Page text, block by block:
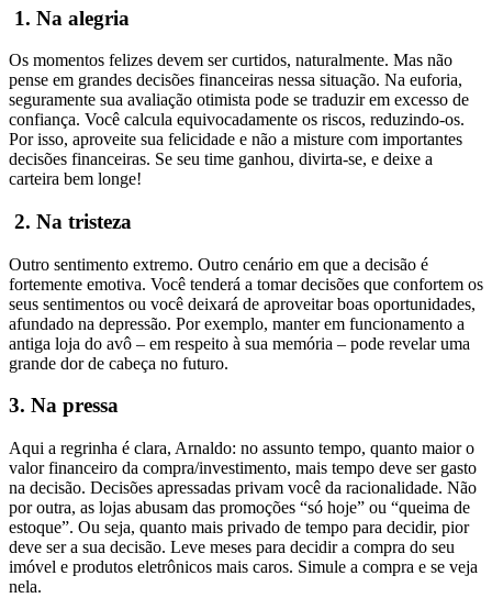
1. Na alegria
Os momentos felizes devem ser curtidos, naturalmente. Mas não
pense em grandes decisões financeiras nessa situação. Na euforia,
seguramente sua avaliação otimista pode se traduzir em excesso de
confiança. Você calcula equivocadamente os riscos, reduzindo-os.
Por isso, aproveite sua felicidade e não a misture com importantes
decisões financeiras. Se seu time ganhou, divirta-se, e deixe a
carteira bem longe!
2. Na tristeza
Outro sentimento extremo. Outro cenário em que a decisão é
fortemente emotiva. Você tenderá a tomar decisões que confortem os
seus sentimentos ou você deixará de aproveitar boas oportunidades,
afundado na depressão. Por exemplo, manter em funcionamento a
antiga loja do avô – em respeito à sua memória – pode revelar uma
grande dor de cabeça no futuro.
3. Na pressa
Aqui a regrinha é clara, Arnaldo: no assunto tempo, quanto maior o
valor financeiro da compra/investimento, mais tempo deve ser gasto
na decisão. Decisões apressadas privam você da racionalidade. Não
por outra, as lojas abusam das promoções “só hoje” ou “queima de
estoque”. Ou seja, quanto mais privado de tempo para decidir, pior
deve ser a sua decisão. Leve meses para decidir a compra do seu
imóvel e produtos eletrônicos mais caros. Simule a compra e se veja
nela.